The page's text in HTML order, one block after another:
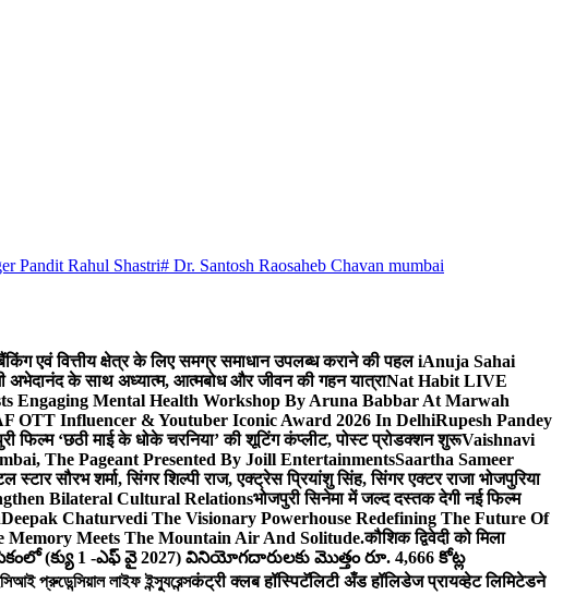
Pandit Rahul Shastri# Dr. Santosh Raosaheb Chavan mumbai
एवं वित्तीय क्षेत्र के लिए समग्र समाधान उपलब्ध कराने की पहल iAnuja Sahai
अभेदानंद के साथ अध्यात्म, आत्मबोध और जीवन की गहन यात्राNat Habit LIVE
Engaging Mental Health Workshop By Aruna Babbar At Marwah
OTT Influencer & Youtuber Iconic Award 2026 In DelhiRupesh Pandey
फिल्म ‘छठी माई के धोके चरनिया’ की शूटिंग कंप्लीट, पोस्ट प्रोडक्शन शुरूVaishnavi
The Pageant Presented By Joill EntertainmentsSaartha Sameer
स्टार सौरभ शर्मा, सिंगर शिल्पी राज, एक्ट्रेस प्रियांशु सिंह, सिंगर एक्टर राजा भोजपुरिया
Bilateral Cultural Relationsभोजपुरी सिनेमा में जल्द दस्तक देगी नई फिल्म
Deepak Chaturvedi The Visionary Powerhouse Redefining The Future Of
Memory Meets The Mountain Air And Solitude.कौशिक द्विवेदी को मिला
(క్యు 1 -ఎఫ్ వై 2027) వినియోగదారులకు మొత్తం రూ. 4,666 కోట్ల
প্রুডেন্সিয়াল লাইফ ইন্স্যুরেন্সकंट्री क्लब हॉस्पिटॅलिटी अँड हॉलिडेज प्रायव्हेट लिमिटेडने